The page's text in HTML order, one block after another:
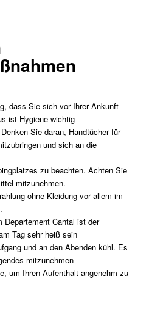
dass Sie sich vor Ihrer Ankunft
ist Hygiene wichtig
Sie daran, Handtücher für
und sich an die
zu beachten. Achten Sie
mitzunehmen.
ohne Kleidung vor allem im
Departement Cantal ist der
Tag sehr heiß sein
und an den Abenden kühl. Es
mitzunehmen
um Ihren Aufenthalt angenehm zu